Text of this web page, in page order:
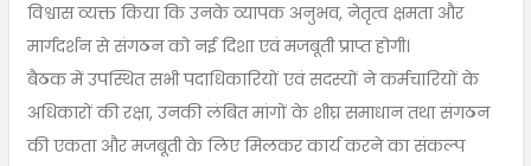
विश्वास व्यक्त किया कि उनके व्यापक अनुभव, नेतृत्व क्षमता और
मार्गदर्शन से संगठन को नई दिशा एवं मजबूती प्राप्त होगी।
बैठक में उपस्थित सभी पदाधिकारियों एवं सदस्यों ने कर्मचारियों के
अधिकारों की रक्षा, उनकी लंबित मांगों के शीघ्र समाधान तथा संगठन
की एकता और मजबूती के लिए मिलकर कार्य करने का संकल्प